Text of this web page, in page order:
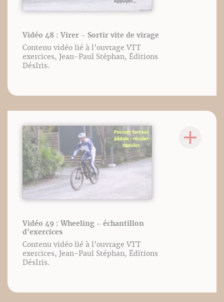
Vidéo 48 : Virer - Sortir vite de virage
Contenu vidéo lié à l’ouvrage VTT
exercices, Jean-Paul Stéphan, Éditions
DésIris.
Vidéo 49 : Wheeling - échantillon
d'exercices
Contenu vidéo lié à l’ouvrage VTT
exercices, Jean-Paul Stéphan, Éditions
DésIris.